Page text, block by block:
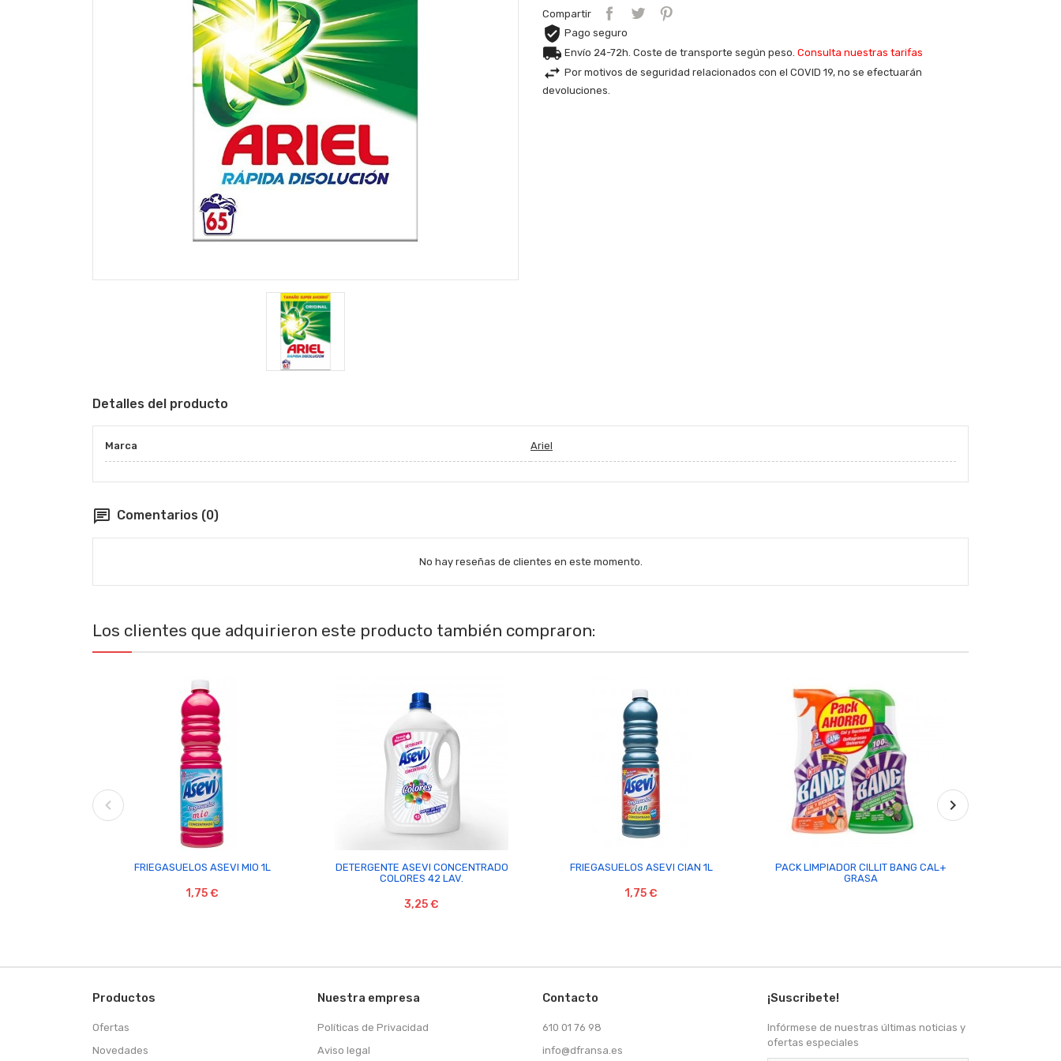
Compartir
Pago seguro
Envío 24-72h. Coste de transporte según peso. Consulta nuestras tarifas
Por motivos de seguridad relacionados con el COVID 19, no se efectuarán
devoluciones.
Detalles del producto
Marca Ariel
chat Comentarios (0)
No hay reseñas de clientes en este momento.
Los clientes que adquirieron este producto también compraron:

FRIEGASUELOS ASEVI MIO 1L
1,75 €

DETERGENTE ASEVI CONCENTRADO
COLORES 42 LAV.
3,25 €

FRIEGASUELOS ASEVI CIAN 1L
1,75 €

PACK LIMPIADOR CILLIT BANG CAL+
GRASA
Productos
Ofertas
Novedades
Nuestra empresa
Políticas de Privacidad
Aviso legal
Contacto
610 01 76 98
info@dfransa.es
¡Suscribete!
Infórmese de nuestras últimas noticias y
ofertas especiales